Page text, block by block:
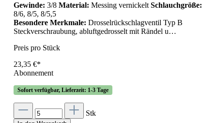
Gewinde: 3/8 Material: Messing vernickelt Schlauchgröße:
8/6, 8/5, 8/5,5
Besondere Merkmale: Drosselrückschlagventil Typ B
Steckverschraubung, abluftgedrosselt mit Rändel u…
Preis pro Stück
23,35 €*
Abonnement
Sofort verfügbar, Lieferzeit: 1-3 Tage
Stk